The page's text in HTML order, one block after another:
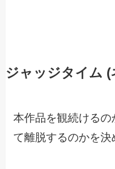
ジャッジタイム
本作品を観続ける
て離脱するのかを決